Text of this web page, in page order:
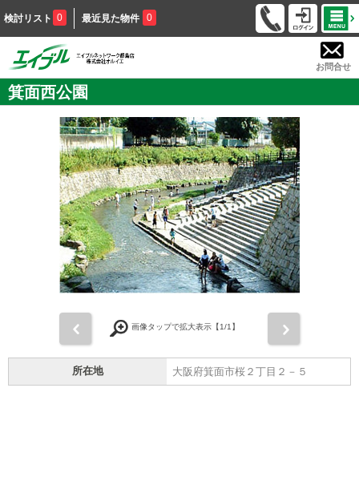
検討リスト 0 最近見た物件 0
お問合せ
箕面西公園
画像タップで拡大表示【1/1】
所在地 大阪府箕面市桜２丁目２－５